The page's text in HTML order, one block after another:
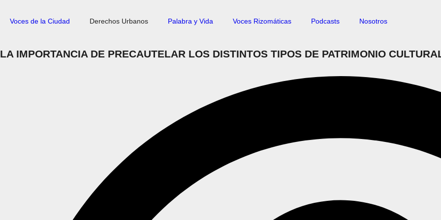
Voces de la Ciudad Derechos Urbanos Palabra y Vida Voces Rizomáticas Podcasts Nosotros
LA IMPORTANCIA DE PRECAUTELAR LOS DISTINTOS TIPOS DE PATRIMONIO